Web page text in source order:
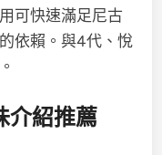
可快速滿足尼古
依賴。與4代、悅
介紹推薦